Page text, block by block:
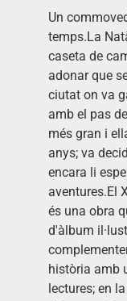
Un
temps.La
caseta de
adonar que
ciutat on va
amb el pas
més gran i
anys; va
encara li
aventures.El
és una obra
d'àlbum
història amb
lectures; en